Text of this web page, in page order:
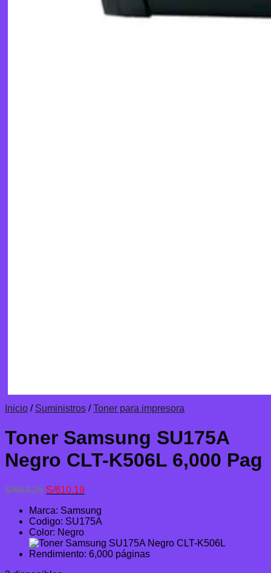
Inicio / Suministros / Toner para impresora
Toner Samsung SU175A
Negro CLT-K506L 6,000 Pag
S/663.25 El
original
era:
S/663.25.
S/610.19El
actual
es:
Marca: Samsung
Codigo: SU175A
Color: Negro
Rendimiento: 6,000 páginas